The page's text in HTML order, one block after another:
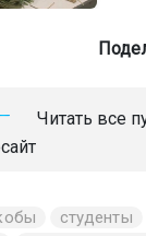
Читать все
студенты